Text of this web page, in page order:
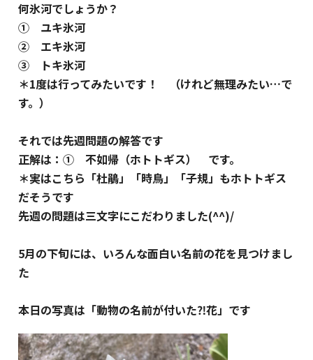
何氷河でしょうか？
① ユキ氷河
② エキ氷河
③ トキ氷河
＊1度は行ってみたいです！ （けれど無理みたい…で
す。）
それでは先週問題の解答です
正解は：① 不如帰（ホトトギス） です。
＊実はこちら「杜鵑」「時鳥」「子規」もホトトギス
だそうです
先週の問題は三文字にこだわりました(^^)/
5月の下旬には、いろんな面白い名前の花を見つけまし
た
本日の写真は「動物の名前が付いた⁈花」です